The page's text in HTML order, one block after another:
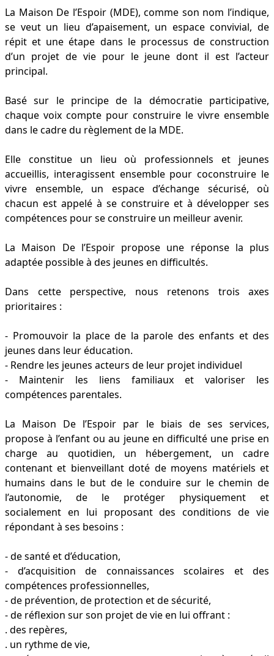
La Maison De l’Espoir (MDE), comme son nom l’indique,
se veut un lieu d’apaisement, un espace convivial, de
répit et une étape dans le processus de construction
d’un projet de vie pour le jeune dont il est l’acteur
principal.
Basé sur le principe de la démocratie participative,
chaque voix compte pour construire le vivre ensemble
dans le cadre du règlement de la MDE.
Elle constitue un lieu où professionnels et jeunes
accueillis, interagissent ensemble pour coconstruire le
vivre ensemble, un espace d’échange sécurisé, où
chacun est appelé à se construire et à développer ses
compétences pour se construire un meilleur avenir.
La Maison De l’Espoir propose une réponse la plus
adaptée possible à des jeunes en difficultés.
Dans cette perspective, nous retenons trois axes
prioritaires :
- Promouvoir la place de la parole des enfants et des
jeunes dans leur éducation.
- Rendre les jeunes acteurs de leur projet individuel
- Maintenir les liens familiaux et valoriser les
compétences parentales.
La Maison De l’Espoir par le biais de ses services,
propose à l’enfant ou au jeune en difficulté une prise en
charge au quotidien, un hébergement, un cadre
contenant et bienveillant doté de moyens matériels et
humains dans le but de le conduire sur le chemin de
l’autonomie, de le protéger physiquement et
socialement en lui proposant des conditions de vie
répondant à ses besoins :
- de santé et d’éducation,
- d’acquisition de connaissances scolaires et des
compétences professionnelles,
- de prévention, de protection et de sécurité,
- de réflexion sur son projet de vie en lui offrant :
. des repères,
. un rythme de vie,